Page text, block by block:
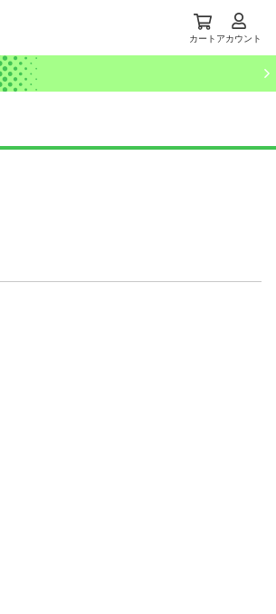
カート アカウント